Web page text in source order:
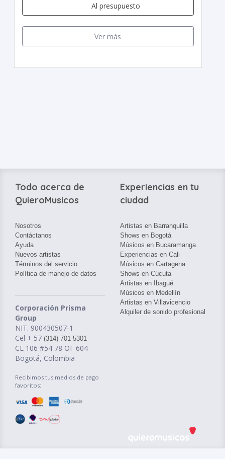
Al presupuesto
Ver más
Todo acerca de
QuieroMusicos
Nosotros
Contáctanos
Ayuda
Nuevos artistas
Términos del servicio
Política de manejo de datos
Corporación Prisma
Group
NIT. 900430507-1
Cel + 57 (314) 701-5301
CL 106 #54 78 OF 604
Bogotá, Colombia
Recibimos tus medios de pago
favoritos:
Experiencias en tu
ciudad
Artistas en Barranquilla
Shows en Bogotá
Músicos en Bucaramanga
Experiencias en Cali
Músicos en Cartagena
Shows en Cúcuta
Artistas en Ibagué
Músicos en Medellín
Artistas en Villavicencio
Alquiler de sonido profesional